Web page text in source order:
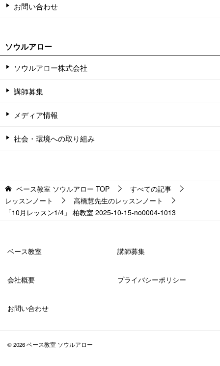
お問い合わせ
ソウルアロー
ソウルアロー株式会社
講師募集
メディア情報
社会・環境への取り組み
ベース教室 ソウルアロー TOP
すべての記事
レッスンノート
高橋慧先生のレッスンノート
「10月レッスン1/4」 柏教室 2025-10-15-no0004-1013
ベース教室 講師募集
会社概要 プライバシーポリシー
お問い合わせ
© 2026 ベース教室 ソウルアロー